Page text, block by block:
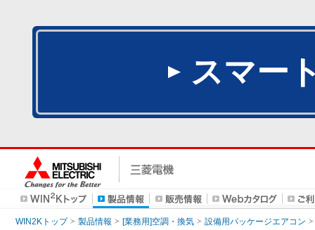
スマー
WIN2Kトップ 製品情報 [業務用]空調・換気 設備用パッケージエアコン